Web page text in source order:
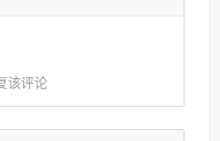
该评论